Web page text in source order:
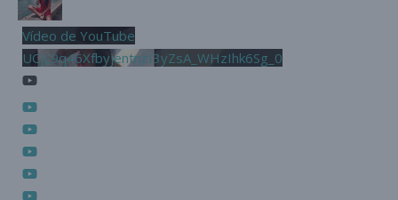
Vídeo de YouTube
UCjL9q46XfbyjentnzI3yZsA_WHzIhk6Sg_0